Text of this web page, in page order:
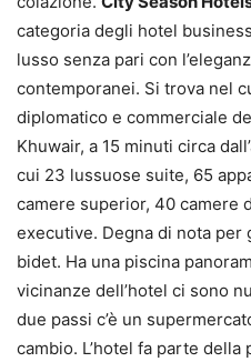
categoria degli hotel
lusso senza pari con
contemporanei. Si trova nel
diplomatico e commerciale
Khuwair, a 15 minuti circa
cui 23 lussuose suite, 65
camere superior, 40 camere
executive. Degna di nota per
bidet. Ha una piscina
vicinanze dell’hotel ci sono
due passi c’è un
cambio. L’hotel fa parte